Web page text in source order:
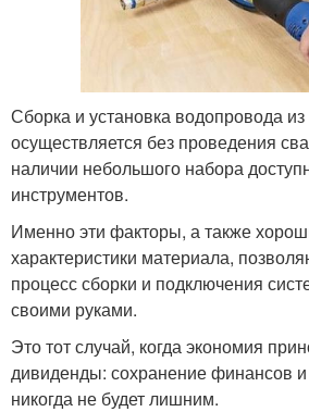
Сборка и установка водопровода
осуществляется без проведения
наличии небольшого набора
инструментов.
Именно эти факторы, а также
характеристики материала,
процесс сборки и подключения
своими руками.
Это тот случай, когда экономия
дивиденды: сохранение финансов
никогда не будет лишним.